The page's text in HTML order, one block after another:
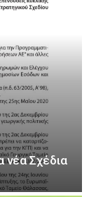
νέα Σχέδια